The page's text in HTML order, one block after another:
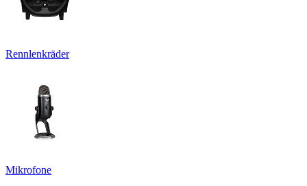
Rennlenkräder
Mikrofone